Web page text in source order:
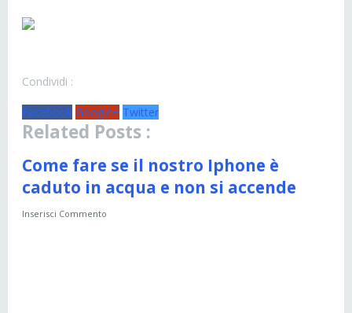
Condividi :
Facebook Google+ Twitter
Related Posts :
Come fare se il nostro Iphone è
caduto in acqua e non si accende
Inserisci Commento